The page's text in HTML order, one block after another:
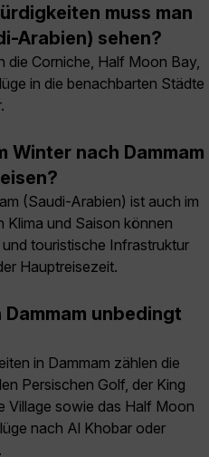
muss man
Arabien) sehen?
die Corniche, Half Moon Bay,
in die benachbarten Städte
Winter nach Dammam
(Saudi-Arabien) ist auch im
Klima und Saison können
touristische Infrastruktur
Hauptreisezeit.
unbedingt
in Dammam zählen die
Persischen Golf, der King
Village sowie das Half Moon
nach Al Khobar oder